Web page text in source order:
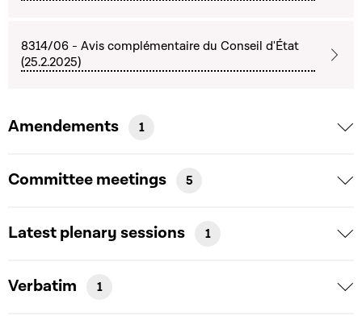
8314/06 - Avis complémentaire du Conseil d'État
(25.2.2025)
Amendements 1
Committee meetings 5
Latest plenary sessions 1
Verbatim 1